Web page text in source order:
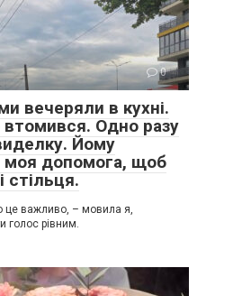
0
вечеряли в кухні.
Одно разу
Йому
моя допомога, щоб
стільця.
це важливо, – мовила я,
голос рівним.